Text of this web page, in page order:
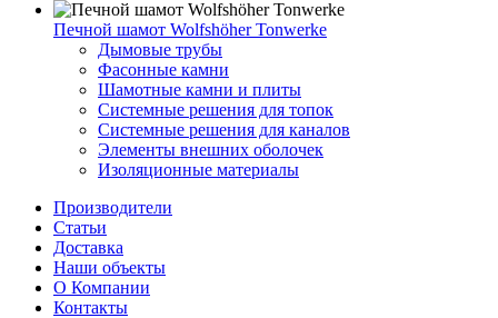
Печной шамот Wolfshöher Tonwerke
Дымовые трубы
Фасонные камни
Шамотные камни и плиты
Системные решения для топок
Системные решения для каналов
Элементы внешних оболочек
Изоляционные материалы
Производители
Статьи
Доставка
Наши объекты
О Компании
Контакты